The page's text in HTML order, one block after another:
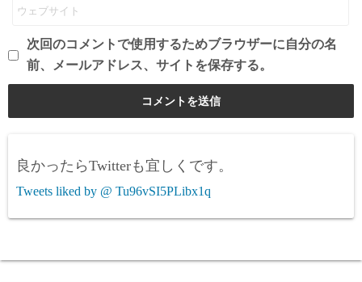
次回のコメントで使用するためブラウザーに自分の名
前、メールアドレス、サイトを保存する。
良かったらTwitterも宜しくです。
Tweets liked by @ Tu96vSI5PLibx1q